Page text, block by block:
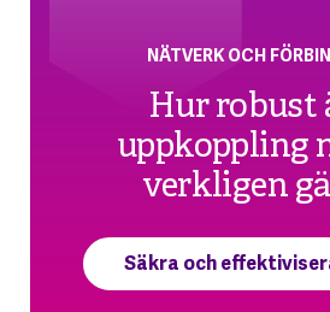
NÄTVERK OCH
Hur robust
uppkoppling
verkligen
Säkra och